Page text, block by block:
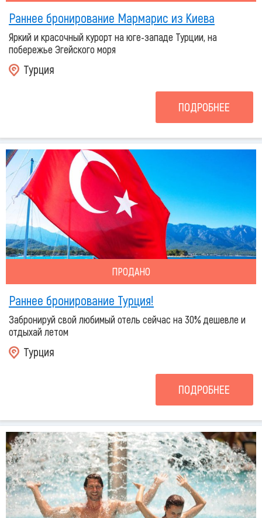
Раннее бронирование Мармарис из Киева
Яркий и красочный курорт на юге-западе Турции, на
побережье Эгейского моря
Турция
ПОДРОБНЕЕ
ПРОДАНО
Раннее бронирование Турция!
Забронируй свой любимый отель сейчас на 30% дешевле и
отдыхай летом
Турция
ПОДРОБНЕЕ